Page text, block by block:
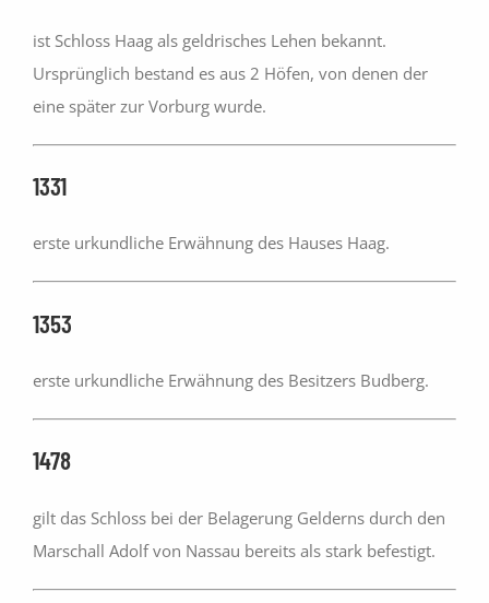
ist Schloss Haag als geldrisches Lehen bekannt.
Ursprünglich bestand es aus 2 Höfen, von denen der
eine später zur Vorburg wurde.
1331
erste urkundliche Erwähnung des Hauses Haag.
1353
erste urkundliche Erwähnung des Besitzers Budberg.
1478
gilt das Schloss bei der Belagerung Gelderns durch den
Marschall Adolf von Nassau bereits als stark befestigt.